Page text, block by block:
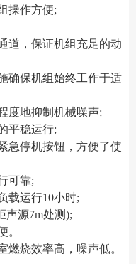
操作方便;
道，保证机组充足的动
确保机组始终工作于适
度地抑制机械噪声;
平稳运行;
急停机按钮，方便了使
可靠;
载运行10小时;
声源7m处测);
。
燃烧效率高，噪声低。